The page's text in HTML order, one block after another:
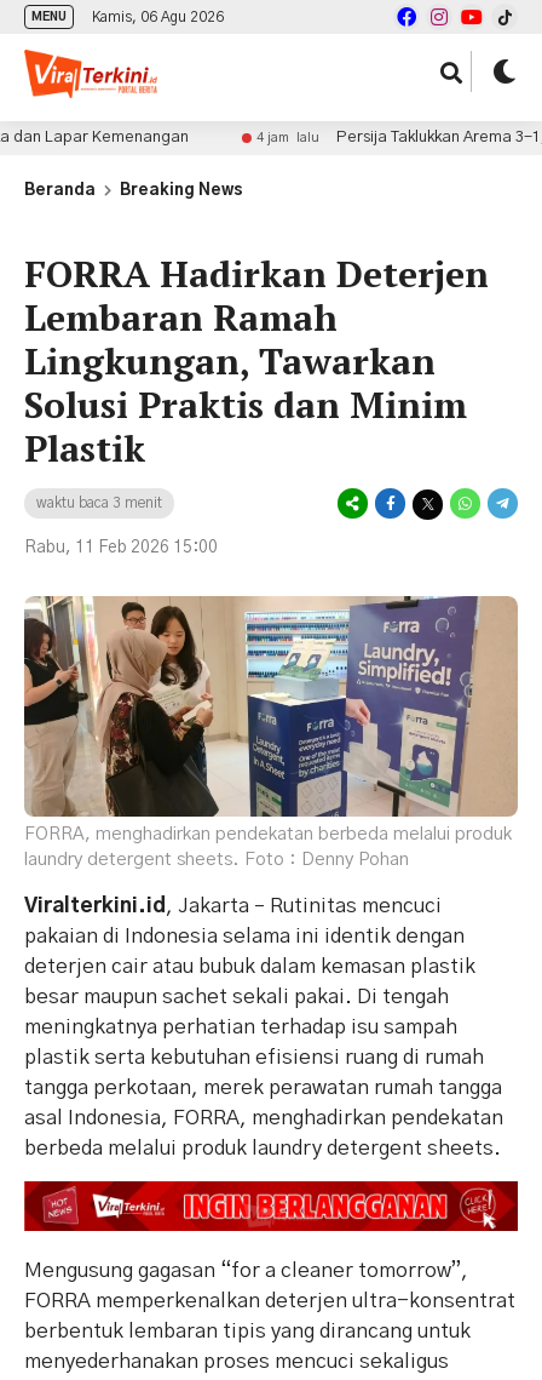
MENU Kamis, 06 Agu 2026
Kemenangan 4 jam lalu Persija Taklukkan Arema 3-1, Shin
Beranda Breaking News
FORRA Hadirkan Deterjen
Lembaran Ramah
Lingkungan, Tawarkan
Solusi Praktis dan Minim
Plastik
waktu baca 3 menit
Rabu, 11 Feb 2026 15:00
FORRA, menghadirkan pendekatan berbeda melalui produk
laundry detergent sheets. Foto : Denny Pohan
Viralterkini.id , Jakarta – Rutinitas mencuci
pakaian di Indonesia selama ini identik dengan
deterjen cair atau bubuk dalam kemasan plastik
besar maupun sachet sekali pakai. Di tengah
meningkatnya perhatian terhadap isu sampah
plastik serta kebutuhan efisiensi ruang di rumah
tangga perkotaan, merek perawatan rumah tangga
asal Indonesia, FORRA, menghadirkan pendekatan
berbeda melalui produk laundry detergent sheets.
Mengusung gagasan “for a cleaner tomorrow”,
FORRA memperkenalkan deterjen ultra-konsentrat
berbentuk lembaran tipis yang dirancang untuk
menyederhanakan proses mencuci sekaligus